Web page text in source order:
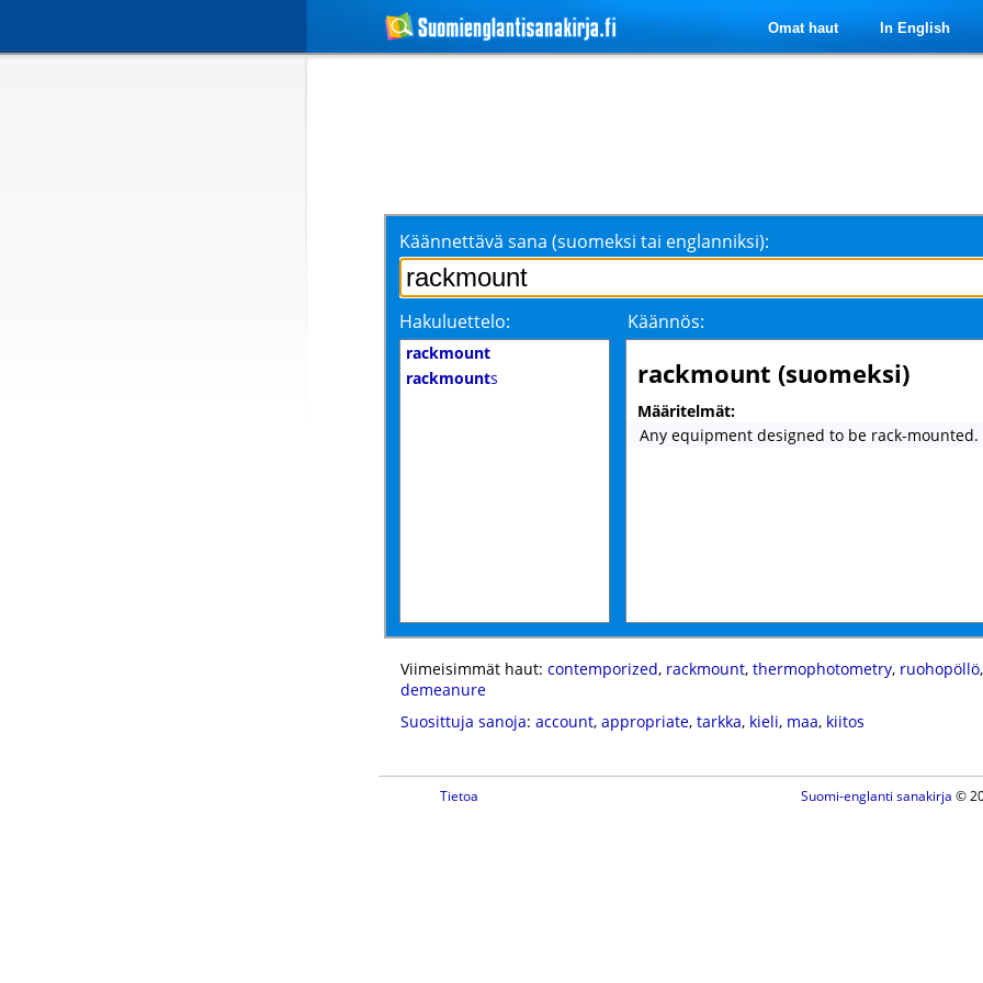
Omat haut In English
Käännettävä sana (suomeksi tai englanniksi):
Hakuluettelo: Käännös:
rackmount
rackmounts rackmount (suomeksi)
Määritelmät:
Any equipment designed to be rack-mounted.
Viimeisimmät haut: contemporized, rackmount, thermophotometry, ruohopöllö
demeanure
Suosittuja sanoja: account, appropriate, tarkka, kieli, maa, kiitos
Tietoa Suomi-englanti sanakirja ©